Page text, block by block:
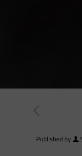
Published by